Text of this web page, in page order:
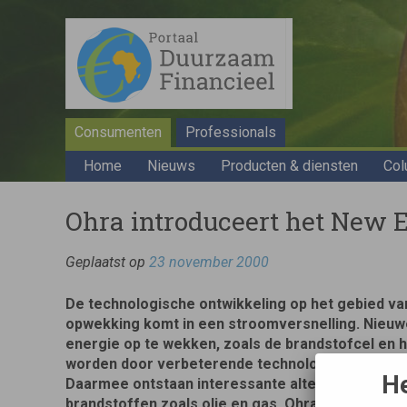
Consumenten
Professionals
Home
Nieuws Producten & diensten
Ohra introduceert het New
Geplaatst op 23 november 2000
De technologische ontwikkeling op het gebied
opwekking komt in een stroomversnelling.
energie op te wekken, zoals de brandstofcel en
worden door verbeterende technologieën steeds
Daarmee ontstaan interessante alternatieven